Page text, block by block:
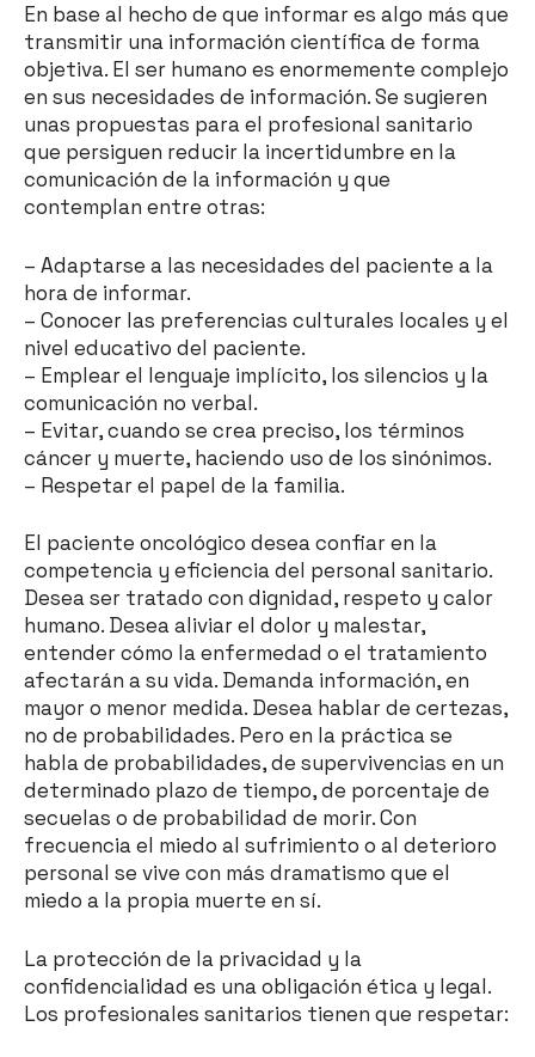
En base al hecho de que informar es algo más que
transmitir una información científica de forma
objetiva. El ser humano es enormemente complejo
en sus necesidades de información. Se sugieren
unas propuestas para el profesional sanitario
que persiguen reducir la incertidumbre en la
comunicación de la información y que
contemplan entre otras:
– Adaptarse a las necesidades del paciente a la
hora de informar.
– Conocer las preferencias culturales locales y el
nivel educativo del paciente.
– Emplear el lenguaje implícito, los silencios y la
comunicación no verbal.
– Evitar, cuando se crea preciso, los términos
cáncer y muerte, haciendo uso de los sinónimos.
– Respetar el papel de la familia.
El paciente oncológico desea confiar en la
competencia y eficiencia del personal sanitario.
Desea ser tratado con dignidad, respeto y calor
humano. Desea aliviar el dolor y malestar,
entender cómo la enfermedad o el tratamiento
afectarán a su vida. Demanda información, en
mayor o menor medida. Desea hablar de certezas,
no de probabilidades. Pero en la práctica se
habla de probabilidades, de supervivencias en un
determinado plazo de tiempo, de porcentaje de
secuelas o de probabilidad de morir. Con
frecuencia el miedo al sufrimiento o al deterioro
personal se vive con más dramatismo que el
miedo a la propia muerte en sí.
La protección de la privacidad y la
confidencialidad es una obligación ética y legal.
Los profesionales sanitarios tienen que respetar: